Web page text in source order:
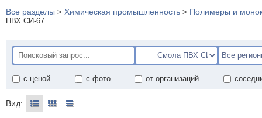
Все разделы > Химическая промышленность > Полимеры и
ПВХ СИ-67
с ценой с фото от организаций
Вид: